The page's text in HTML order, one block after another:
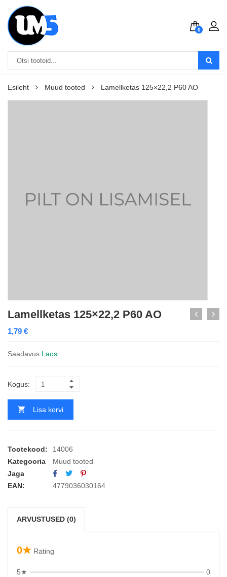
0
Esileht Muud tooted Lamellketas 125×22,2 P60 AO
Lamellketas 125×22,2 P60 AO
1,79 €
Saadavus Laos
Kogus:
Lisa korvi
Tootekood:
14006
Kategooria
Muud tooted
Jaga
EAN:
4779036030164
ARVUSTUSED (0)
0★ Rating
5★
0